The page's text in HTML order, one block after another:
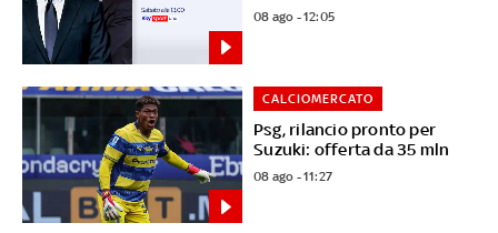
08 ago - 12:05
Psg, rilancio pronto per
Suzuki: offerta da 35 mln
CALCIOMERCATO
08 ago - 11:27